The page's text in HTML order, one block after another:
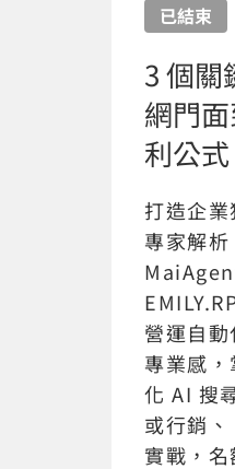
已結束
3 個關
網門
利公式
打造企
專家解
營運自
專業感
化 AI 搜
或行銷
實戰，